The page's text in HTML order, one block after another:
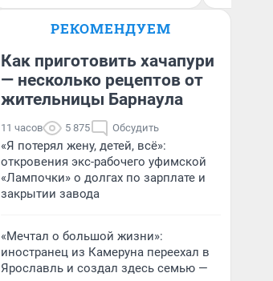
РЕКОМЕНДУЕМ
Как приготовить хачапури
— несколько рецептов от
жительницы Барнаула
11 часов 5 875 Обсудить
«Я потерял жену, детей, всё»:
откровения экс-рабочего уфимской
«Лампочки» о долгах по зарплате и
закрытии завода
«Мечтал о большой жизни»:
иностранец из Камеруна переехал в
Ярославль и создал здесь семью —